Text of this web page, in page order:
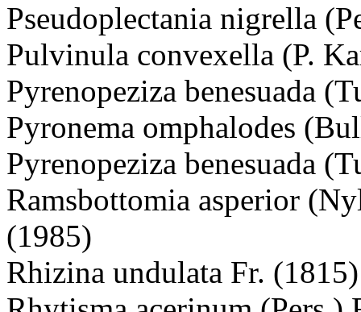
Pseudoplectania nigrella
Pulvinula convexella (P.
Pyrenopeziza benesuada
Pyronema omphalodes
Pyrenopeziza benesuada
Ramsbottomia asperior
(1985)
Rhizina undulata Fr. (1815)